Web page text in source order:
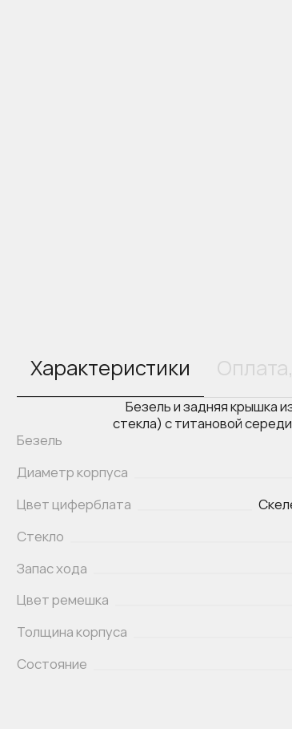
Характеристики
Безель
Безель и задняя крышка
стекла) с титановой
Диаметр корпуса
Цвет циферблата
Стекло
Запас хода
Цвет ремешка
Толщина корпуса
Состояние